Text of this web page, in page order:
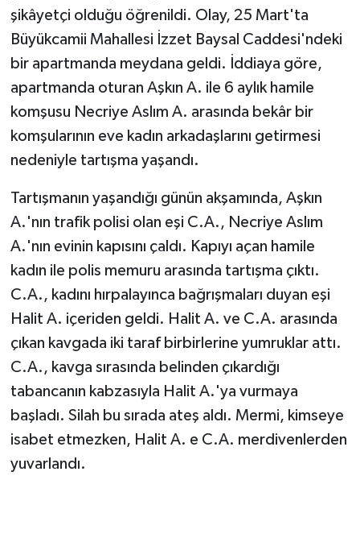
şikâyetçi olduğu öğrenildi. Olay, 25 Mart'ta
Büyükcamii Mahallesi İzzet Baysal Caddesi'ndeki
bir apartmanda meydana geldi. İddiaya göre,
apartmanda oturan Aşkın A. ile 6 aylık hamile
komşusu Necriye Aslım A. arasında bekâr bir
komşularının eve kadın arkadaşlarını getirmesi
nedeniyle tartışma yaşandı.
Tartışmanın yaşandığı günün akşamında, Aşkın
A.'nın trafik polisi olan eşi C.A., Necriye Aslım
A.'nın evinin kapısını çaldı. Kapıyı açan hamile
kadın ile polis memuru arasında tartışma çıktı.
C.A., kadını hırpalayınca bağrışmaları duyan eşi
Halit A. içeriden geldi. Halit A. ve C.A. arasında
çıkan kavgada iki taraf birbirlerine yumruklar attı.
C.A., kavga sırasında belinden çıkardığı
tabancanın kabzasıyla Halit A.'ya vurmaya
başladı. Silah bu sırada ateş aldı. Mermi, kimseye
isabet etmezken, Halit A. e C.A. merdivenlerden
yuvarlandı.